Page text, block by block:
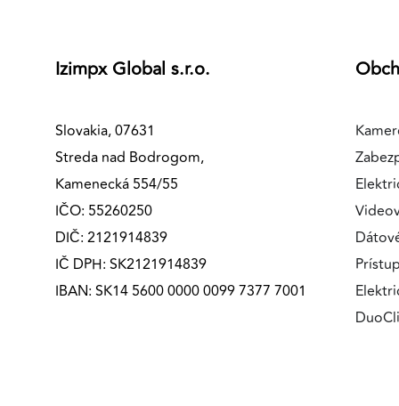
Izimpx Global s.r.o.
Slovakia, 07631
Streda nad Bodrogom,
Kamenecká 554/55
IČO: 55260250
DIČ: 2121914839
IČ DPH: SK2121914839
IBAN: SK14 5600 0000 0099 7377 7001
Marketingové cookies sa používajú na sledovanie
správania používateľov naprieč webovými stránkami.
relevantnú reklamu, a to na našom webe aj v
Google Ads